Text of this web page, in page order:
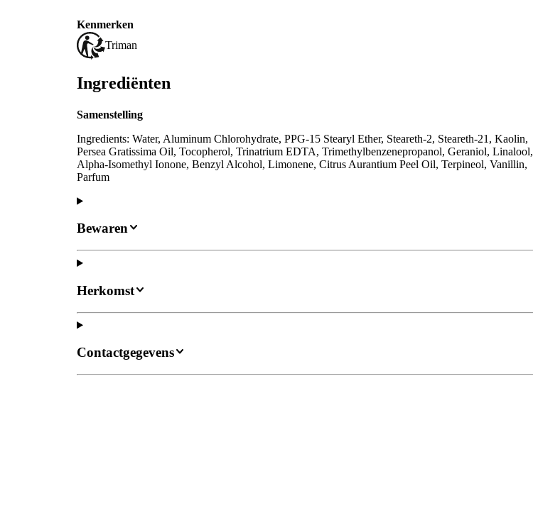
Kenmerken
Triman
Ingrediënten
Samenstelling
Ingredients: Water, Aluminum Chlorohydrate, PPG-15 Stearyl Ether, Steareth-2, Steareth-21, Kaolin,
Persea Gratissima Oil, Tocopherol, Trinatrium EDTA, Trimethylbenzenepropanol, Geraniol, Linalool,
Alpha-Isomethyl Ionone, Benzyl Alcohol, Limonene, Citrus Aurantium Peel Oil, Terpineol, Vanillin,
Parfum
Bewaren
Herkomst
Contactgegevens